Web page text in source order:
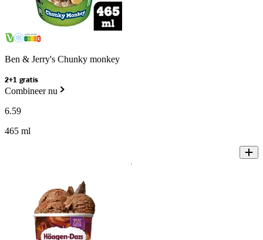
Ben & Jerry's Chunky monkey
2+1 gratis
Combineer nu
6.59
465 ml